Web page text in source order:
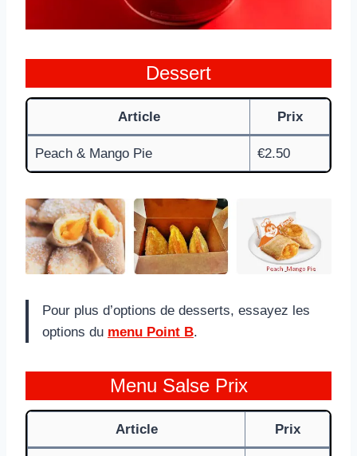
Dessert
Article Prix
Peach & Mango Pie €2.50
Pour plus d’options de desserts, essayez les
options du menu Point B.
Menu Salse Prix
Article Prix